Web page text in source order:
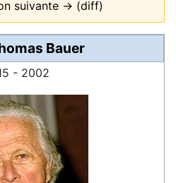
suivante → (diff)
Bauer
- 2002